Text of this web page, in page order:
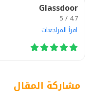
Glassdoor
4.7 / 5
اقرأ المراجعات
مشاركة المقال